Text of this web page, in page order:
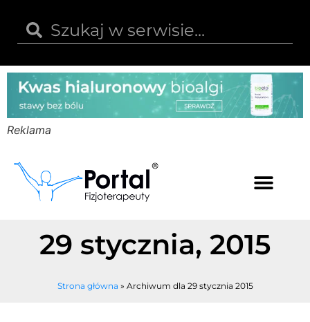
Reklama
29 stycznia, 2015
Strona główna » Archiwum dla 29 stycznia 2015